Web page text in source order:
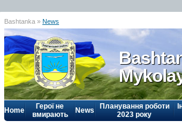
Bashtanka » News
Home
Герої не
вмирають
News
Планування роботи
2023 року